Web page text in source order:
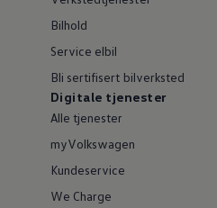
Bilhold
Service elbil
Bli sertifisert bilverksted
Digitale tjenester
Alle tjenester
myVolkswagen
Kundeservice
We Charge